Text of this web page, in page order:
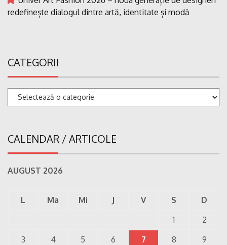
redefinește dialogul dintre artă, identitate și modă
CATEGORII
Categorii
CALENDAR / ARTICOLE
AUGUST 2026
L Ma Mi J V S
D
1
2
3
4 5 6 7 8
9